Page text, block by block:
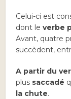
Celui-ci est
dont leverbe
Avant, quatre
succèdent,
A partir du
plus saccadé
la chute.